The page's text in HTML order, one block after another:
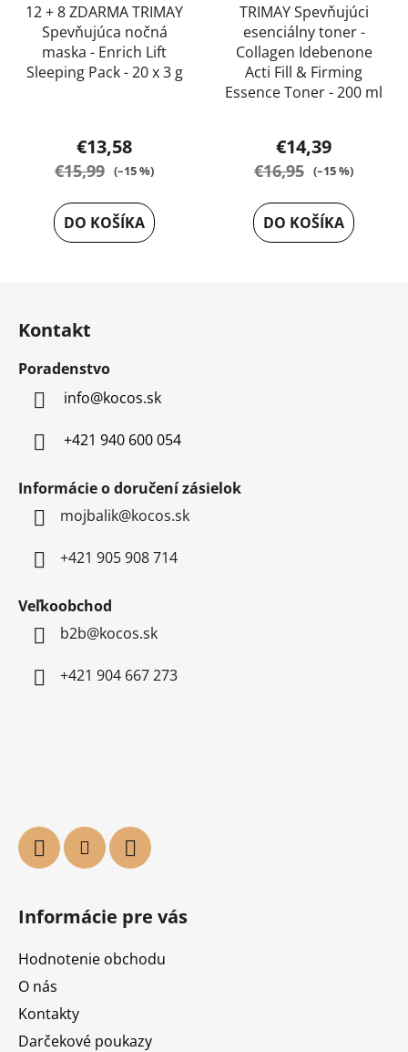
12 + 8 ZDARMA TRIMAY
Spevňujúca nočná
maska - Enrich Lift
Sleeping Pack - 20 x 3 g
produktu
5,0
z
€13,58
€15,99 (–15 %)
DO KOŠÍKA
TRIMAY Spevňujúci
esenciálny toner -
Collagen Idebenone
Acti Fill & Firming
Essence Toner - 200 ml
hodnotenie
produktu
je
5,0
€14,39
€16,95 (–15 %)
DO KOŠÍKA
Kontakt
Poradenstvo
info@kocos.sk
+421 940 600 054
Informácie o doručení zásielok
mojbalik@kocos.sk
+421 905 908 714
Veľkoobchod
b2b@kocos.sk
+421 904 667 273
Informácie pre vás
Hodnotenie obchodu
O nás
Kontakty
Darčekové poukazy